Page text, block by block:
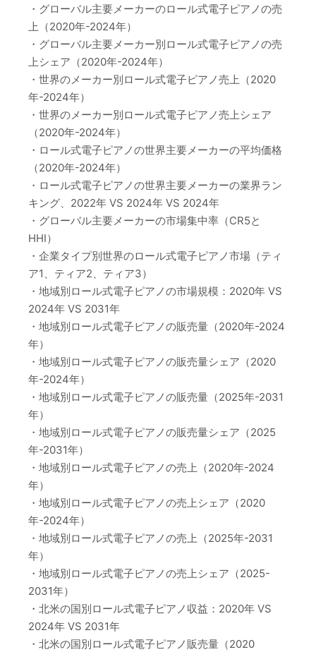
・グローバル主要メーカーのロール式電子ピアノの売
上（2020年-2024年）
・グローバル主要メーカー別ロール式電子ピアノの売
上シェア（2020年-2024年）
・世界のメーカー別ロール式電子ピアノ売上（2020
年-2024年）
・世界のメーカー別ロール式電子ピアノ売上シェア
（2020年-2024年）
・ロール式電子ピアノの世界主要メーカーの平均価格
（2020年-2024年）
・ロール式電子ピアノの世界主要メーカーの業界ラン
キング、2022年 VS 2024年 VS 2024年
・グローバル主要メーカーの市場集中率（CR5と
HHI）
・企業タイプ別世界のロール式電子ピアノ市場（ティ
ア1、ティア2、ティア3）
・地域別ロール式電子ピアノの市場規模：2020年 VS
2024年 VS 2031年
・地域別ロール式電子ピアノの販売量（2020年-2024
年）
・地域別ロール式電子ピアノの販売量シェア（2020
年-2024年）
・地域別ロール式電子ピアノの販売量（2025年-2031
年）
・地域別ロール式電子ピアノの販売量シェア（2025
年-2031年）
・地域別ロール式電子ピアノの売上（2020年-2024
年）
・地域別ロール式電子ピアノの売上シェア（2020
年-2024年）
・地域別ロール式電子ピアノの売上（2025年-2031
年）
・地域別ロール式電子ピアノの売上シェア（2025-
2031年）
・北米の国別ロール式電子ピアノ収益：2020年 VS
2024年 VS 2031年
・北米の国別ロール式電子ピアノ販売量（2020